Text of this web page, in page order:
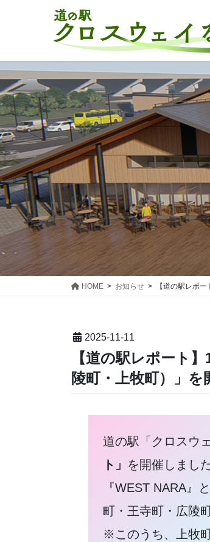
へ
ス
キ
ッ
プ
ョ
ン
に
移
動
HOME お知らせ 【道の駅レポ
2025-11-11
【道の駅レポート
陵町・上牧町）」を
道の駅「クロスウ
ト」 を開催しました
『WEST NARA』
町・王寺町・広陵
※このうち、上牧